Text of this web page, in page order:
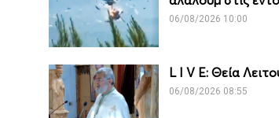
06/08/2026 10:00
L I V E: Θεία
06/08/2026 08:55